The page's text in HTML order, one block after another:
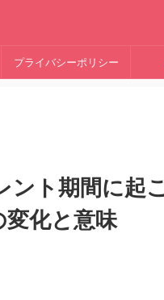
プライバシーポリシー
ント期間に起こ
変化と意味